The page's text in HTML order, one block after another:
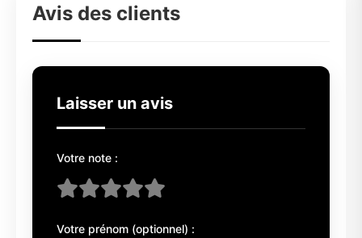
Avis des clients
Laisser un avis
Votre note :
Votre prénom (optionnel) :